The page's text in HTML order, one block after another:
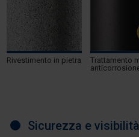
Rivestimento in pietra
Trattamento
Sicurezza e visibilità